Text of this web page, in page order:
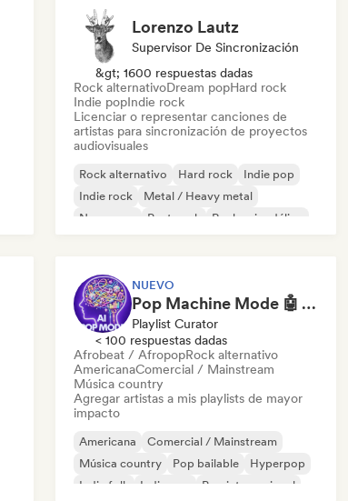
Lorenzo Lautz
Supervisor De Sincronización
&gt; 1600 respuestas dadas
Rock alternativoDream popHard rock
Indie popIndie rock
Licenciar o representar canciones de
artistas para sincronización de proyectos
audiovisuales
Rock alternativo Hard rock
Indie pop
Indie rock
Metal / Heavy metal
New wave
Post punk Rock psicodélico
NUEVO
Pop Machine Mode 🤖 AI Music, Indie Pop & Dream Pop
Playlist Curator
< 100 respuestas dadas
Afrobeat / AfropopRock alternativo
AmericanaComercial / Mainstream
Música country
Agregar artistas a mis playlists de mayor
impacto
Americana
Comercial / Mainstream
Música country
Pop bailable
Hyperpop
Indie folk
Indie pop Pop internacional